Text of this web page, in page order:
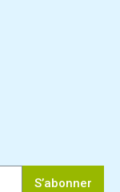
S’abonner